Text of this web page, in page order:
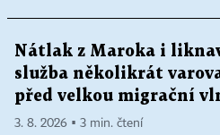
Nátlak z Maroka i
služba několikrát
před velkou migrační
3. 8. 2026 ▪ 3 min. čtení